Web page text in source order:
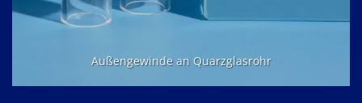
Außengewinde an Quarzglasrohr